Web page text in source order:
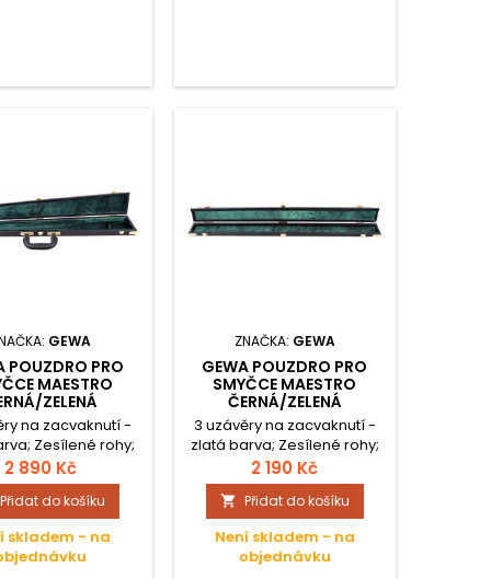
GEWA
POUZDRO PRO
MAESTRO
ZELENÁ
na zacvaknutí -
Zesílené rohy;
- koženka;
samet; 1 Bass-
neměcký, do 81
cm;
2 890 Kč
Přidat do košíku
skladem - na
ZNAČKA: GEWA
GEWA POUZDRO PRO
SMYČCE MAESTRO
ČERNÁ/ZELENÁ
3 uzávěry na zacvaknutí -
zlatá barva; Zesílené rohy;
Vnější potah - koženka;
Vnitřek velur-samet; 1
houslový smyčec do 74,5
cm;
2 190 Kč
 Přidat do košíku
Není skladem - na
objednávku